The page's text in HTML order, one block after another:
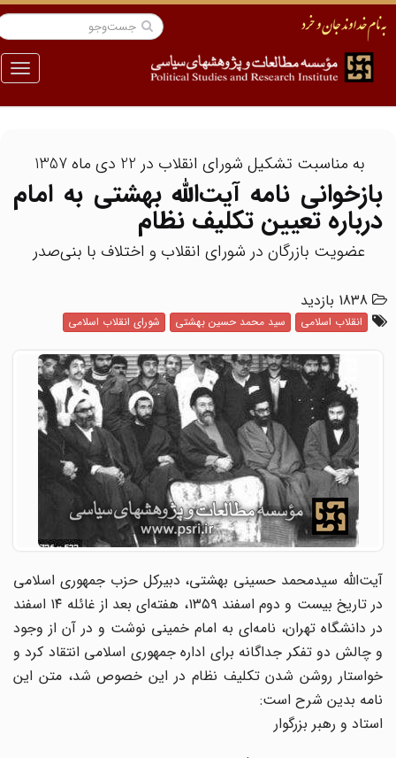
منو
به مناسبت تشکیل شورای انقلاب در 22 دی ماه 1357
بازخوانی نامه آیت‌الله بهشتی به امام
درباره تعیین تکلیف نظام
عضویت بازرگان در شورای انقلاب و اختلاف با بنی‌صدر
1838 بازدید
انقلاب اسلامی سید محمد حسین بهشتی شورای انقلاب اسلامی
آیت‌الله سیدمحمد حسینی بهشتی، دبیرکل حزب جمهوری اسلامی
در تاریخ بیست و دوم اسفند ۱۳۵۹، هفته‌ای بعد از غائله ۱۴ اسفند
در دانشگاه تهران، نامه‌ای به امام خمینی نوشت و در آن از وجود
و چالش دو تفکر جداگانه برای اداره جمهوری اسلامی انتقاد کرد و
خواستار روشن شدن تکلیف نظام در این خصوص شد، متن این
نامه بدین شرح است:
استاد و رهبر بزرگوار